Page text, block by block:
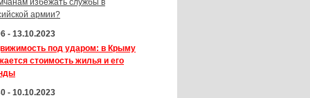
избежать службы в
армии?
- 13.10.2023
под ударом: в Крыму
стоимость жилья и его
- 10.10.2023